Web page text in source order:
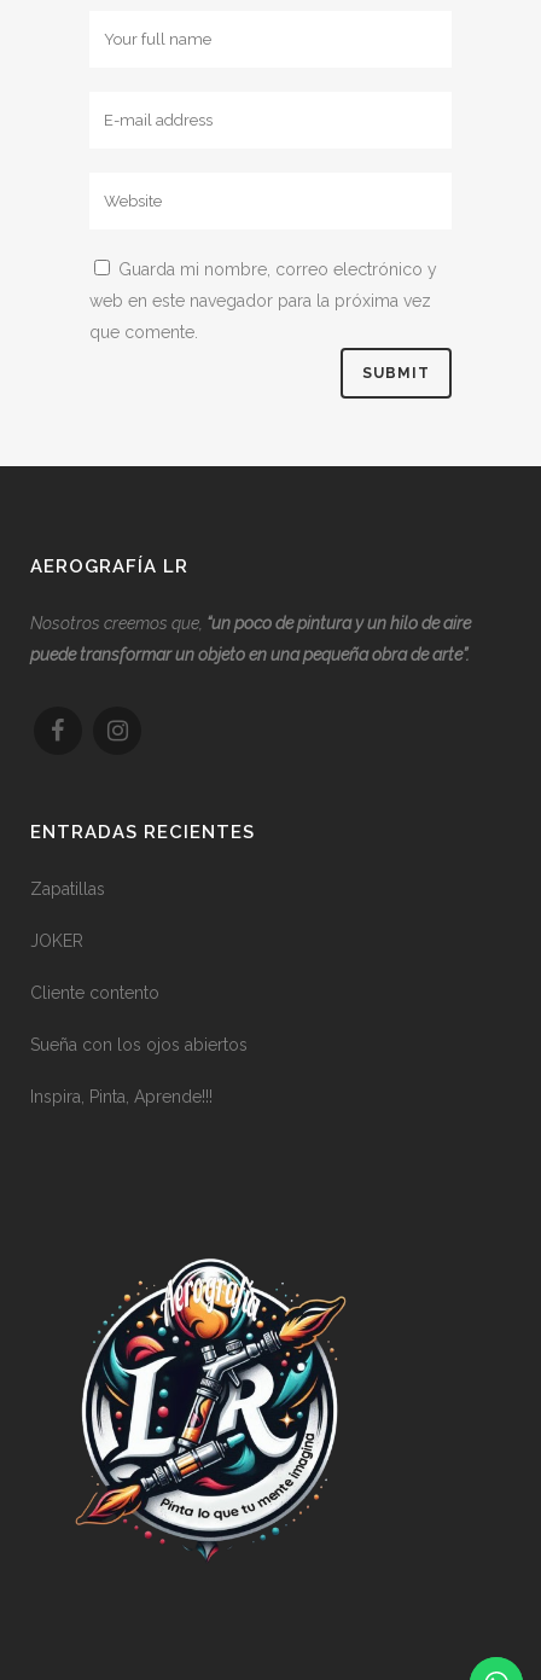
Guarda mi nombre, correo electrónico y
web en este navegador para la próxima vez
que comente.
AEROGRAFÍA LR
Nosotros creemos que, “un poco de pintura y un hilo de aire
puede transformar un objeto en una pequeña obra de arte”.
ENTRADAS RECIENTES
Zapatillas
JOKER
Cliente contento
Sueña con los ojos abiertos
Inspira, Pinta, Aprende!!!